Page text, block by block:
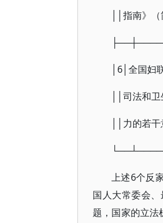
││指南》
│6│全国
││司法和
││力的若
上述6个反
国人大常委会
题，国家的立法